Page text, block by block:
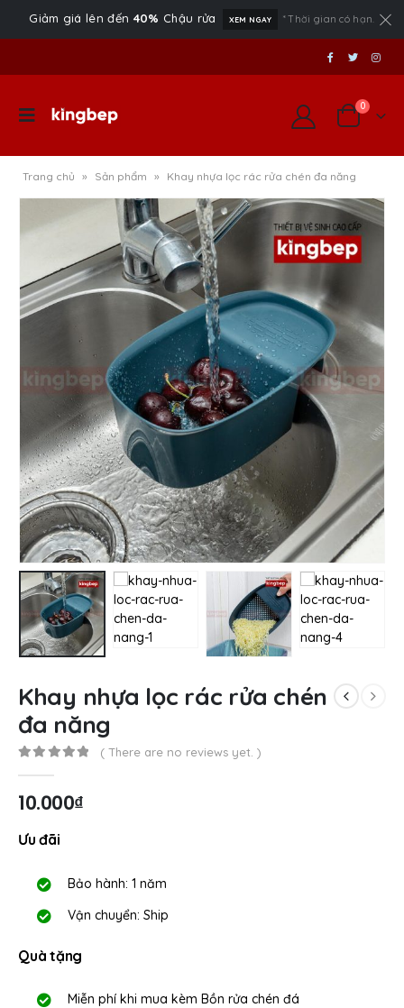
Giảm giá lên đến 40% Chậu rửa XEM NGAY * Thời gian có hạn.
0
Trang chủ » Sản phẩm » Khay nhựa lọc rác rửa chén đa năng
Khay nhựa lọc rác rửa chén
đa năng
( There are no reviews yet. )
10.000₫
Ưu đãi
Bảo hành: 1 năm
Vận chuyển: Ship
Quà tặng
Miễn phí khi mua kèm Bồn rửa chén đá